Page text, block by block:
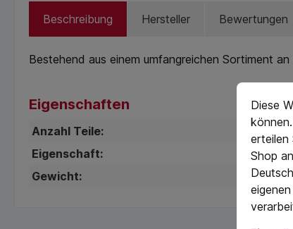
Beschreibung Hersteller Bewertungen
Bestehend aus einem umfangreichen Sortiment
Eigenschaften
Anzahl Teile:
Eigenschaft:
Gewicht:
Cookie-
Diese
können.
erteilen
Shop